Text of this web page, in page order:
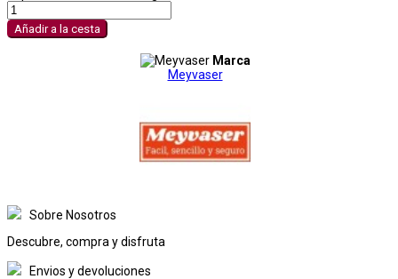
Añadir a la cesta
Marca
Meyvaser
Sobre Nosotros
Descubre, compra y disfruta
Envios y devoluciones